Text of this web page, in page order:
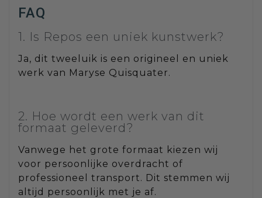
FAQ
1. Is Repos een uniek kunstwerk?
Ja, dit tweeluik is een origineel en uniek
werk van Maryse Quisquater.
2. Hoe wordt een werk van dit
formaat geleverd?
Vanwege het grote formaat kiezen wij
voor persoonlijke overdracht of
professioneel transport. Dit stemmen wij
altijd persoonlijk met je af.